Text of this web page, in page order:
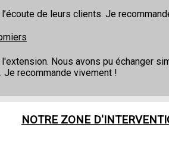
de leurs clients. Je
Nous avons pu échanger
recommande vivement !
NOTRE ZONE